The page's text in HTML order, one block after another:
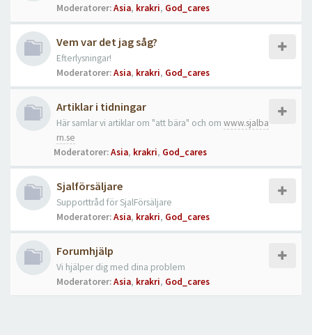
Moderatorer:Asia, krakri, God_cares
Vem var det jag såg?
Efterlysningar!
Moderatorer:Asia, krakri, God_cares
Artiklar i tidningar
Här samlar vi artiklar om "att bära" och om www.sjalba
rn.se
Moderatorer:Asia, krakri, God_cares
Sjalförsäljare
Supporttråd för SjalFörsäljare
Moderatorer:Asia, krakri, God_cares
Forumhjälp
Vi hjälper dig med dina problem
Moderatorer:Asia, krakri, God_cares